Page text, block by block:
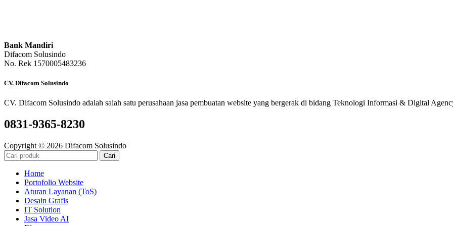
Bank Mandiri
Difacom Solusindo
No. Rek 1570005483236
CV. Difacom Solusindo
CV. Difacom Solusindo adalah salah satu perusahaan jasa pembuatan website yang bergerak di bidang Teknologi Informasi & Digital
0831-9365-8230
Copyright © 2026 Difacom Solusindo
Cari
Home
Portofolio Website
Aturan Layanan (ToS)
Desain Grafis
IT Solution
Jasa Video AI